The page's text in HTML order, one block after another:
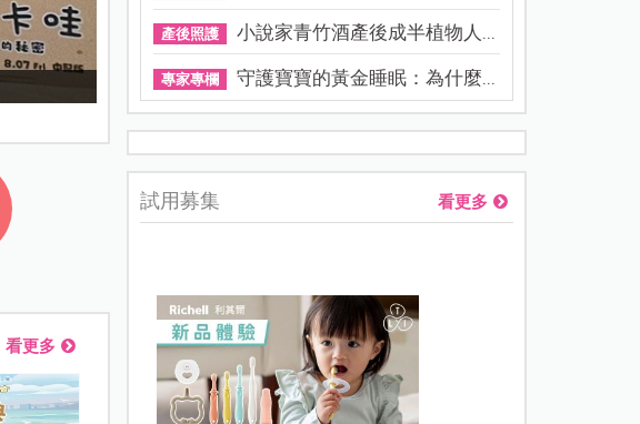
熊本強震讓台灣人也揪心！無印良品店員發枕頭護頭、陪伴撤離
看更多
產後照護 小說家青竹酒產後成半植物人...
專家專欄 守護寶寶的黃金睡眠：為什麼...
試用募集 看更多